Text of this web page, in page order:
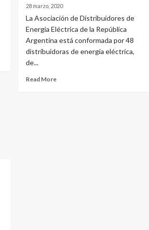
28 marzo, 2020
La Asociación de Distribuidores de
Energía Eléctrica de la República
Argentina está conformada por 48
distribuidoras de energía eléctrica,
de...
Read More